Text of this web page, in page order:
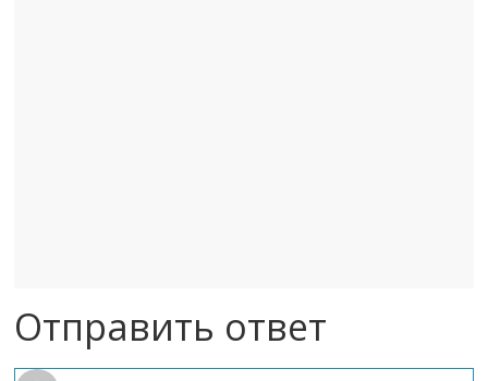
Отправить ответ